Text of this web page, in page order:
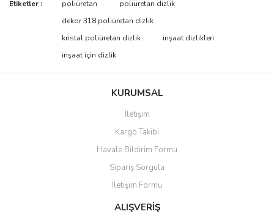
Bu ürüne ilk yorumu siz yapın!
tarafımıza iletebilirsiniz.
Görüş ve önerileriniz için teşekkür ederiz.
Ürün fiyatı diğer sitelerden daha pahalı.
Bu ürüne benzer farklı alternatifler olmalı.
Etiketler : poliüretan
poliüretan dizlik
dekor 318 poliüretan dizlik
kristal poliüretan dizlik
inşaat dizlikleri
inşaat için dizlik
KURUMSAL
İletişim
Kargo Takibi
Havale Bildirim Formu
Sipariş Sorgula
İletişim Formu
ALIŞVERİŞ